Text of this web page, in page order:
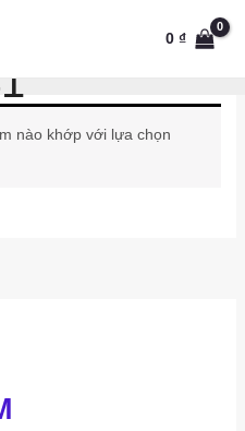
0₫
nào khớp với lựa chọn